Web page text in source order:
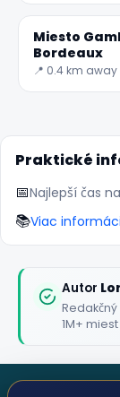
Miesto
Bordeaux
📍 0.4 km away
Praktické
📅Najlepší čas
📚Viac
Autor
1M+
★★★★★
1,000,000+